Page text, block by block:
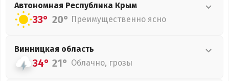
Автономная Республика Крым
33° 20° Преимущественно ясно
Винницкая область
34° 21° Облачно, грозы